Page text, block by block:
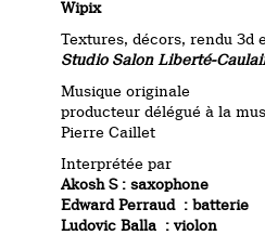
Wipix
Textures, décors, rendu 3d
Studio Salon Liberté-
Musique originale
producteur délégué à la
Pierre Caillet
Interprétée par
Akosh S : saxophone
Edward Perraud : batterie
Ludovic Balla : violon